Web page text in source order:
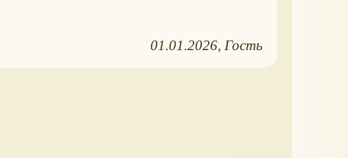
01.01.2026 Гость